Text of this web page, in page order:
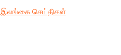
இலங்கை செய்திகள்